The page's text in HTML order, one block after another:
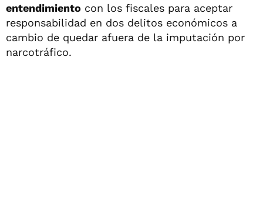
entendimiento con los fiscales para aceptar
responsabilidad en dos delitos económicos a
cambio de quedar afuera de la imputación por
narcotráfico.